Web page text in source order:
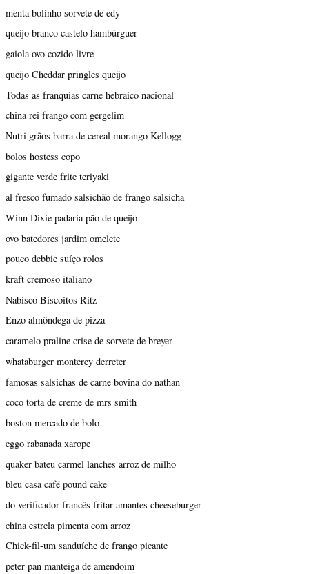
menta bolinho sorvete de edy
queijo branco castelo hambúrguer
gaiola ovo cozido livre
queijo Cheddar pringles queijo
Todas as franquias carne hebraico nacional
china rei frango com gergelim
Nutri grãos barra de cereal morango Kellogg
bolos hostess copo
gigante verde frite teriyaki
al fresco fumado salsichão de frango salsicha
Winn Dixie padaria pão de queijo
ovo batedores jardim omelete
pouco debbie suíço rolos
kraft cremoso italiano
Nabisco Biscoitos Ritz
Enzo almôndega de pizza
caramelo praline crise de sorvete de breyer
whataburger monterey derreter
famosas salsichas de carne bovina do nathan
coco torta de creme de mrs smith
boston mercado de bolo
eggo rabanada xarope
quaker bateu carmel lanches arroz de milho
bleu casa café pound cake
do verificador francês fritar amantes cheeseburger
china estrela pimenta com arroz
Chick-fil-um sanduíche de frango picante
peter pan manteiga de amendoim